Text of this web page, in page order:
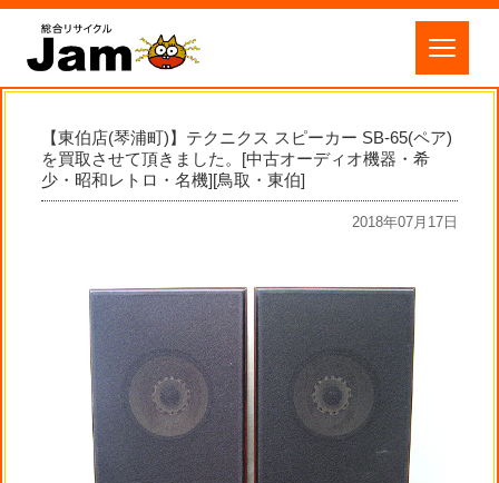
【東伯店(琴浦町)】テクニクス スピーカー SB-65(ペア)
を買取させて頂きました。[中古オーディオ機器・希
少・昭和レトロ・名機][鳥取・東伯]
2018年07月17日